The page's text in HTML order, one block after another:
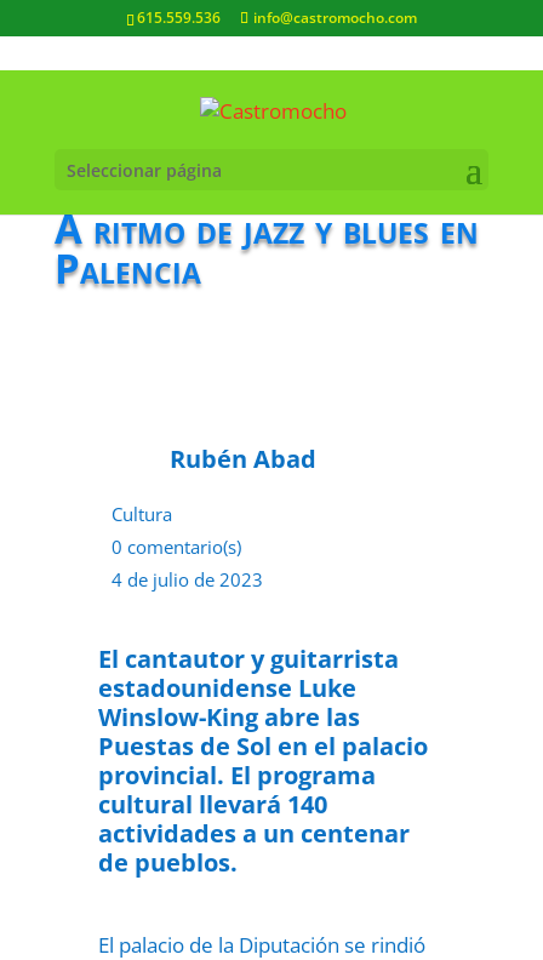
615.559.536 info@castromocho.com
Seleccionar página
A ritmo de jazz y blues en
Palencia
Rubén Abad
Cultura
0 comentario(s)
4 de julio de 2023
El cantautor y guitarrista
estadounidense Luke
Winslow-King abre las
Puestas de Sol en el palacio
provincial. El programa
cultural llevará 140
actividades a un centenar
de pueblos.
El palacio de la Diputación se rindió